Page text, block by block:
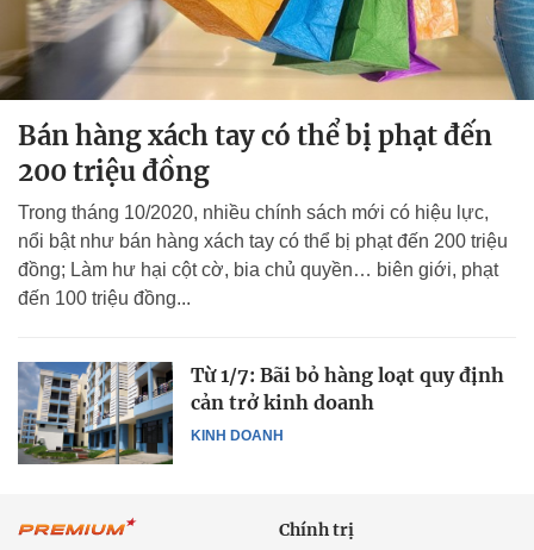
Bán hàng xách tay có thể bị phạt đến
200 triệu đồng
Trong tháng 10/2020, nhiều chính sách mới có hiệu lực,
nổi bật như bán hàng xách tay có thể bị phạt đến 200 triệu
đồng; Làm hư hại cột cờ, bia chủ quyền… biên giới, phạt
đến 100 triệu đồng...
KINH DOANH
Từ 1/7: Bãi bỏ hàng loạt quy định
cản trở kinh doanh
Chính trị